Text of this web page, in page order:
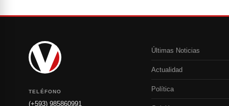
TELÉFONO
(+593) 985860991
Últimas Noticias
Actualidad
Política